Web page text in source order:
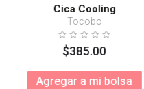
Cica Cooling
Tocobo
$385.00
Agregar a mi bolsa